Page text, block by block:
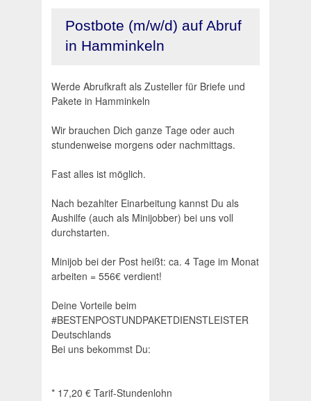
Postbote (m/w/d) auf Abruf
in Hamminkeln
Werde Abrufkraft als Zusteller für Briefe und
Pakete in Hamminkeln
Wir brauchen Dich ganze Tage oder auch
stundenweise morgens oder nachmittags.
Fast alles ist möglich.
Nach bezahlter Einarbeitung kannst Du als
Aushilfe (auch als Minijobber) bei uns voll
durchstarten.
Minijob bei der Post heißt: ca. 4 Tage im Monat
arbeiten = 556€ verdient!
Deine Vorteile beim
#BESTENPOSTUNDPAKETDIENSTLEISTER
Deutschlands
Bei uns bekommst Du:
* 17,20 € Tarif-Stundenlohn